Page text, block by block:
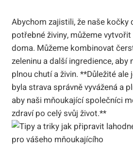
Abychom zajistili, že naše kočky
potřebné živiny, můžeme
doma. Můžeme kombinovat
zeleninu a další ingredience,
plnou chutí a živin. **Důležité ale
byla strava správně vyvážená a
aby naši mňoukající společníci
zdraví po celý svůj život.**